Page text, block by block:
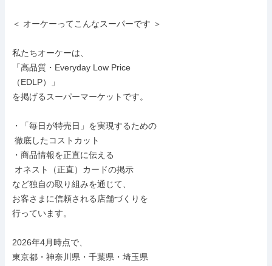
＜ オーケーってこんなスーパーです ＞
私たちオーケーは、
「高品質・Everyday Low Price
（EDLP）」
を掲げるスーパーマーケットです。
・「毎日が特売日」を実現するための
・商品情報を正直に伝える
など独自の取り組みを通じて、
お客さまに信頼される店舗づくりを
行っています。
2026年4月時点で、
東京都・神奈川県・千葉県・埼玉県